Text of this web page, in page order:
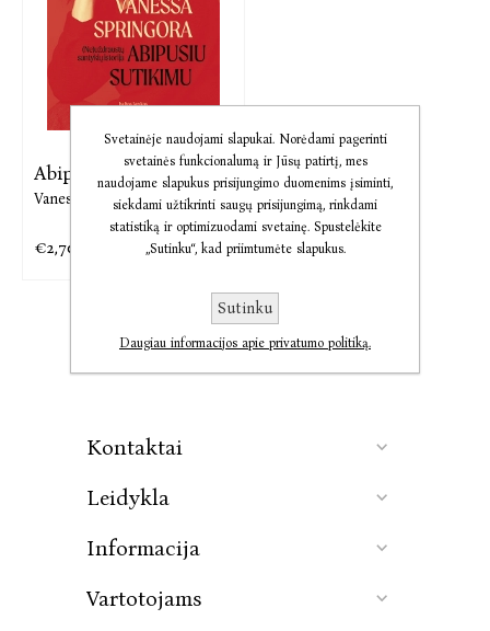
Abipusiu sutikimu: ...
Vanessa Springora
€2,70
Kontaktai
Leidykla
Informacija
Vartotojams
Svetainėje naudojami slapukai. Norėdami pagerinti
svetainės funkcionalumą ir Jūsų patirtį, mes
naudojame slapukus prisijungimo duomenims įsiminti,
siekdami užtikrinti saugų prisijungimą, rinkdami
statistiką ir optimizuodami svetainę. Spustelėkite
„Sutinku“, kad priimtumėte slapukus.
Sutinku
Daugiau informacijos apie privatumo politiką.